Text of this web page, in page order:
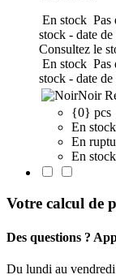
En stock Pas
stock - date
Consultez le
En stock Pas
stock - date
Noir
{0} pcs
En
En
En stock
Votre calcul de
Des questions ?
Du lundi au